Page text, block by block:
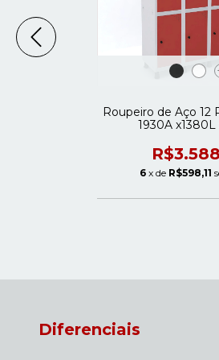
Roupeiro de Aço 12
1930A
6 x de R$598,11
Diferenciais